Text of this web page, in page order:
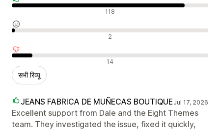
सकारात्मक रिव्यू 118
न्यूट्रल रिव्यू 2
नकारात्मक रिव्यू 14
सभी रिव्यू
JEANS FABRICA DE MUÑECAS BOUTIQUEJul 17, 2026
Excellent support from Dale and the Eight Themes
team. They investigated the issue, fixed it quickly,